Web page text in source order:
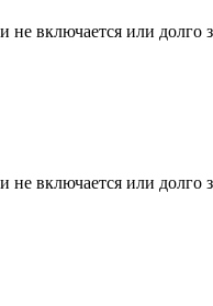
включается или долго
включается или долго